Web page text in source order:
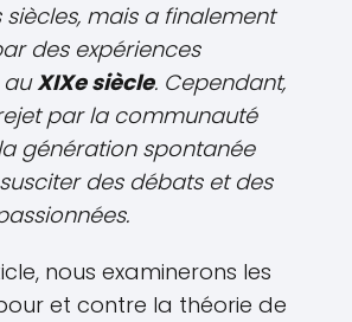
mais a finalement
des expériences
auXIXe siècle. Cependant,
par la communauté
génération spontanée
des débats et des
nous examinerons les
et contre la théorie de